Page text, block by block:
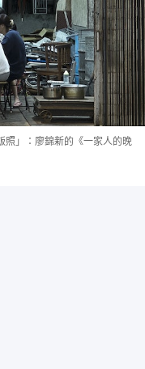
照」：廖錦新的《一家人的晚